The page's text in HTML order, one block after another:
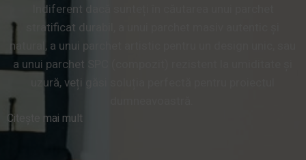
Indiferent dacă sunteți în căutarea unui parchet
stratificat durabil, a unui parchet masiv autentic și
natural, a unui parchet artistic pentru un design unic, sau
a unui parchet SPC (compozit) rezistent la umiditate și
uzură, veți găsi soluția perfectă pentru proiectul
Citește mai mult